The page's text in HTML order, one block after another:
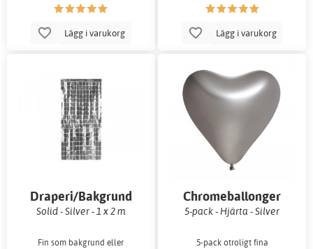
Lägg i varukorg Lägg i varukorg
Draperi/Bakgrund
Solid - Silver - 1 x 2 m
Fin som bakgrund eller
Chromeballonger
5-pack - Hjärta - Silver
5-pack otroligt fina